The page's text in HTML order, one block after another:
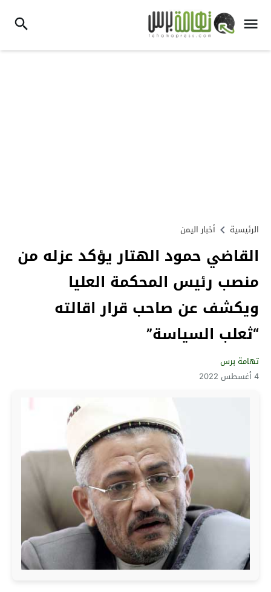
الرئيسية أخبار اليمن
القاضي حمود الهتار يؤكد عزله من
منصب رئيس المحكمة العليا
ويكشف عن صاحب قرار اقالته
“ثعلب السياسة”
تهامة برس
4 أغسطس 2022